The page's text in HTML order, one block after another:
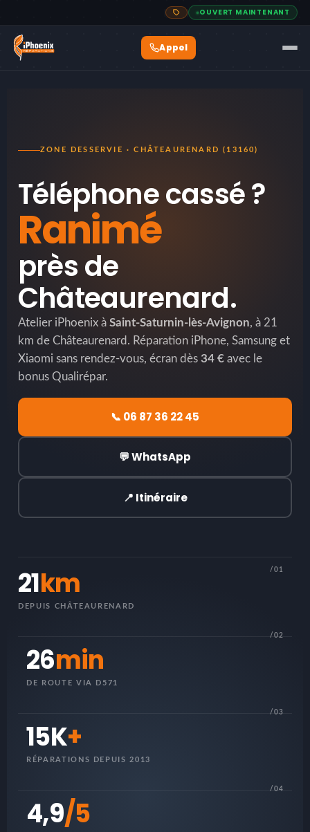
OUVERT MAINTENANT
ZONE DESSERVIE · CHÂTEAURENARD (13160)
Téléphone cassé ?
Ranimé
près de
Châteaurenard.
Atelier iPhoenix à Saint-Saturnin-lès-Avignon, à 21
km de Châteaurenard. Réparation iPhone, Samsung et
Xiaomi sans rendez-vous, écran dès 34 € avec le
bonus Qualirépar.
📞 06 87 36 22 45
💬 WhatsApp
📍 Itinéraire
/01
21km
DEPUIS CHÂTEAURENARD
/02
26min
DE ROUTE VIA D571
/03
15K+
RÉPARATIONS DEPUIS 2013
/04
4,9/5